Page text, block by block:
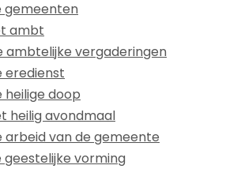
gemeenten
ambt
ambtelijke vergaderingen
eredienst
heilige doop
heilig avondmaal
arbeid van de gemeente
geestelijke vorming